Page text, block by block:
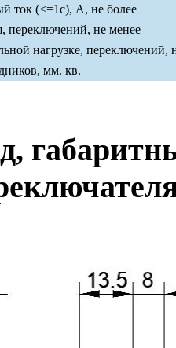
ток (<=1c), А, не более
переключений, не менее
нагрузке, переключений,
мм. кв.